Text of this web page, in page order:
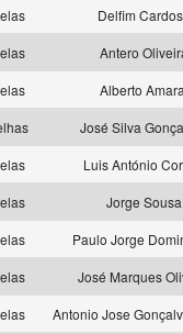
Delfim
Antero
Alberto
José Silva
Luis António
Jorge Sousa
Paulo Jorge
José Marques
Antonio Jose